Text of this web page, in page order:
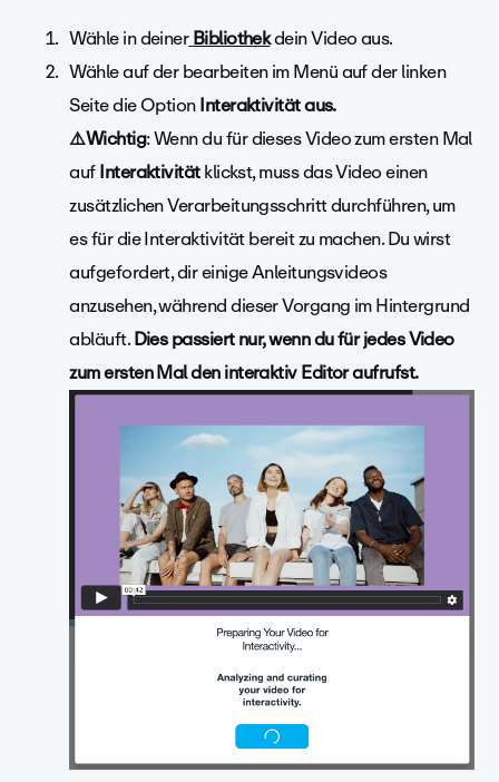
Wähle in deinerBibliothekdein Video aus.
Wähle auf der bearbeiten im Menü auf der linken
Seite die OptionInteraktivität aus.
⚠️Wichtig: Wenn du für dieses Video zum ersten Mal
aufInteraktivitätklickst, muss das Video einen
zusätzlichen Verarbeitungsschritt durchführen, um
es für die Interaktivität bereit zu machen. Du wirst
aufgefordert, dir einige Anleitungsvideos
anzusehen, während dieser Vorgang im Hintergrund
abläuft.Dies passiert nur, wenn du für jedes Video
zum ersten Mal den interaktiv Editor aufrufst.